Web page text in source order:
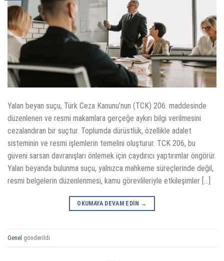
Yalan beyan suçu, Türk Ceza Kanunu’nun (TCK) 206. maddesinde
düzenlenen ve resmi makamlara gerçeğe aykırı bilgi verilmesini
cezalandıran bir suçtur. Toplumda dürüstlük, özellikle adalet
sisteminin ve resmi işlemlerin temelini oluşturur. TCK 206, bu
güveni sarsan davranışları önlemek için caydırıcı yaptırımlar öngörür.
Yalan beyanda bulunma suçu, yalnızca mahkeme süreçlerinde değil,
resmi belgelerin düzenlenmesi, kamu görevlileriyle etkileşimler […]
OKUMAYA DEVAM EDIN →
Genel gönderildi